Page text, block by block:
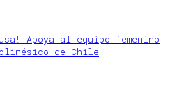
Apoya al equipo femenino
de Chile